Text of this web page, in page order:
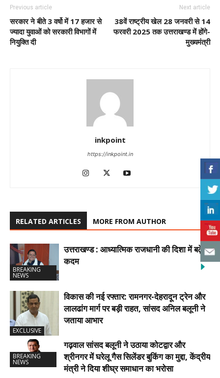
Previous article
सरकार ने बीते 3 वर्षो में 17 हजार से
ज्यादा युवाओं को सरकारी विभागों में
नियुक्ति दी
Next article
38वें राष्ट्रीय खेल 28 जनवरी से 14
फरवरी 2025 तक उत्तराखण्ड में होंगे-
मुख्यमंत्री
inkpoint
https://inkpoint.in
RELATED ARTICLES MORE FROM AUTHOR
BREAKING
NEWS
उत्तराखण्ड : आध्यात्मिक राजधानी की दिशा में बढ़े
कदम
EXCLUSIVE
विकास की नई रफ्तार: रामनगर-देहरादून ट्रेन और
लालढांग मार्ग पर बड़ी राहत, सांसद अनिल बलूनी ने
जताया आभार
BREAKING
NEWS
गढ़वाल सांसद बलूनी ने उठाया कोटद्वार और
श्रीनगर में घरेलू गैस सिलेंडर बुकिंग का मुद्दा, केंद्रीय
मंत्री ने दिया शीघ्र समाधान का भरोसा